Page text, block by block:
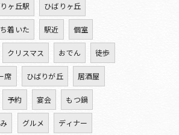
ヶ丘駅 ひばりヶ丘
着いた 駅近 個室
クリスマス おでん 徒歩
席 ひばりが丘 居酒屋
予約 宴会 もつ鍋
グルメ ディナー